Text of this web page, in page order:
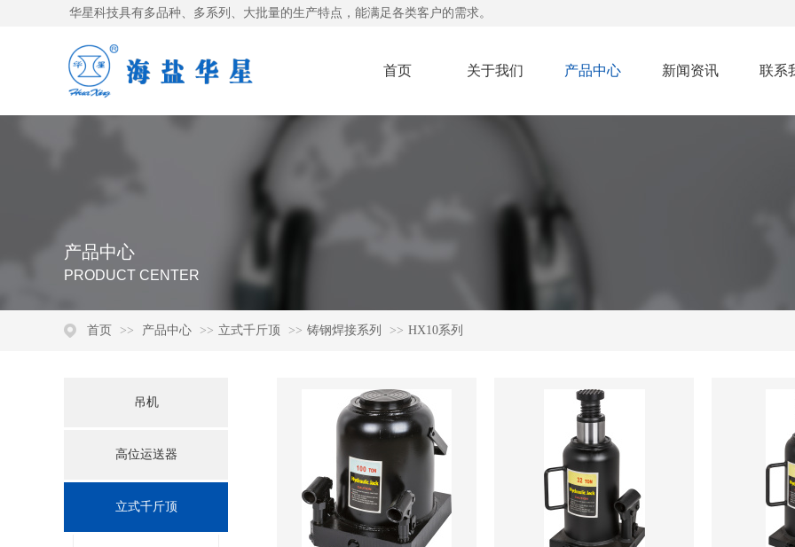
华星科技具有多品种、多系列、大批量的生产特点，能满足各类客户的需求。
首页 关于我们 产品中心 新闻资讯 联系
PRODUCT CENTER
产品中心
首页 >> 产品中心 >> 立式千斤顶 >> 铸钢焊接系列 >> HX10系列
吊机
高位运送器
立式千斤顶